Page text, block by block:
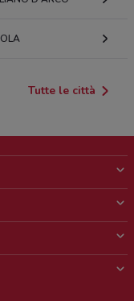
Tutte le città